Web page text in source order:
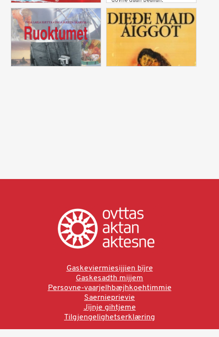
Gaskeviermiesijjien bïjre
Gaskesadth mijjem
Persovne-vaarjelhbæjhkoehtimmie
Saernieprievie
Jïjnje gihtjeme
Tilgjengelighetserklæring